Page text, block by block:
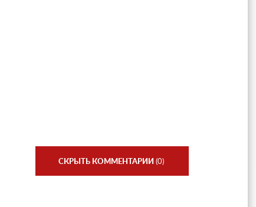
СКРЫТЬ КОММЕНТАРИИ (0)